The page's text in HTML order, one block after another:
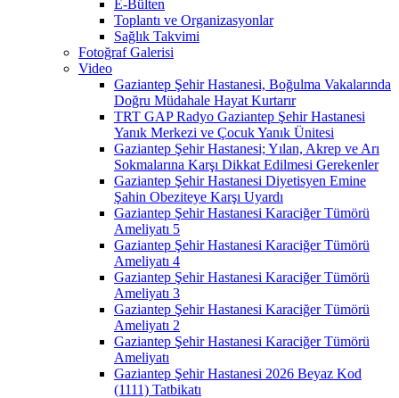
E-Bülten
Toplantı ve Organizasyonlar
Sağlık Takvimi
Fotoğraf Galerisi
Video
Gaziantep Şehir Hastanesi, Boğulma Vakalarında
Doğru Müdahale Hayat Kurtarır
TRT GAP Radyo Gaziantep Şehir Hastanesi
Yanık Merkezi ve Çocuk Yanık Ünitesi
Gaziantep Şehir Hastanesi; Yılan, Akrep ve Arı
Sokmalarına Karşı Dikkat Edilmesi Gerekenler
Gaziantep Şehir Hastanesi Diyetisyen Emine
Şahin Obeziteye Karşı Uyardı
Gaziantep Şehir Hastanesi Karaciğer Tümörü
Ameliyatı 5
Gaziantep Şehir Hastanesi Karaciğer Tümörü
Ameliyatı 4
Gaziantep Şehir Hastanesi Karaciğer Tümörü
Ameliyatı 3
Gaziantep Şehir Hastanesi Karaciğer Tümörü
Ameliyatı 2
Gaziantep Şehir Hastanesi Karaciğer Tümörü
Ameliyatı
Gaziantep Şehir Hastanesi 2026 Beyaz Kod
(1111) Tatbikatı